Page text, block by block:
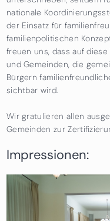
nationale
der Einsatz für
familienpolitischen
freuen uns, dass auf
und Gemeinden, die
Bürgern
sichtbar wird.
Wir gratulieren allen
Gemeinden zur
Impressionen: